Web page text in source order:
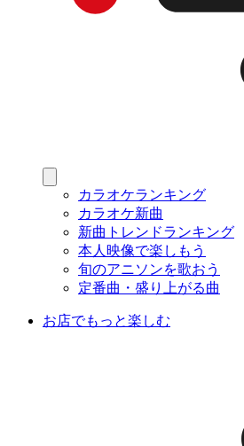
カラオケランキング
カラオケ新曲
新曲トレンドランキング
本人映像で楽しもう
旬のアニソンを歌おう
定番曲・盛り上がる曲
お店でもっと楽しむ